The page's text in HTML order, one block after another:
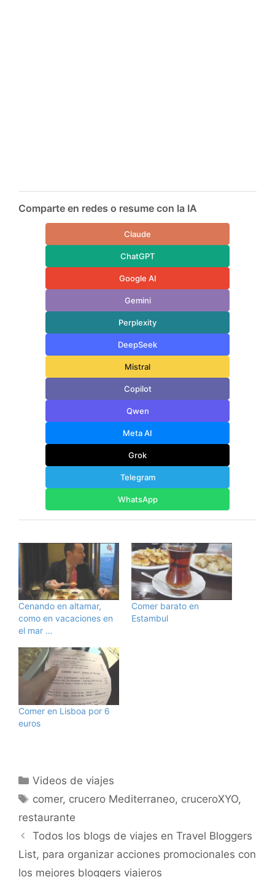
Comparte en redes o resume con la IA
Claude
ChatGPT
Google AI
Gemini
Perplexity
DeepSeek
Mistral
Copilot
Qwen
Meta AI
Grok
Telegram
WhatsApp
Cenando en altamar,
como en vacaciones en
el mar …
Comer barato en
Estambul
Comer en Lisboa por 6
euros
Categorías
Videos de viajes
Etiquetas
comer, crucero Mediterraneo, cruceroXYO,
restaurante
Todos los blogs de viajes en Travel Bloggers
List, para organizar acciones promocionales con
los mejores bloggers viajeros